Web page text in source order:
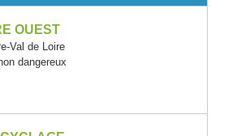
OUEST
Val de Loire
dangereux